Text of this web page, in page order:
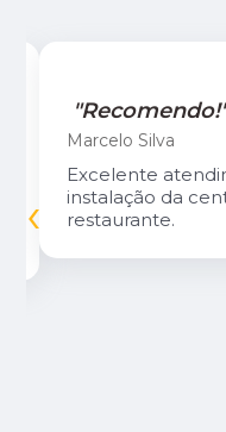
Marcelo Silva
Excelente
instalação da
restaurante.
‹